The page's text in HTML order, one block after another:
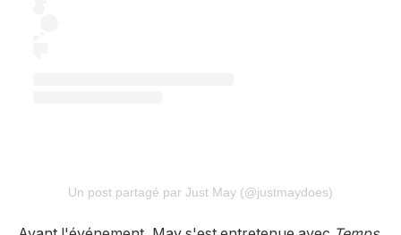
Un post partagé par Just May (@justmaydoes)